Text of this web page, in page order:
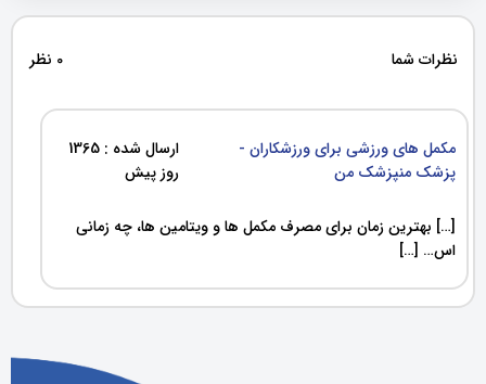
نظرات شما 0 نظر
مکمل های ورزشی برای ورزشکاران -
پزشک منپزشک من
ارسال شده : 1365
روز پیش
[…] بهترین زمان برای مصرف مکمل ها و ویتامین ها، چه زمانی
اس… […]